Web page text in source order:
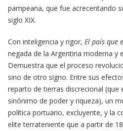
pampeana, que fue acrecentando
siglo XIX.
Con inteligencia y rigor, El país que
negada de la Argentina moderna y
Demuestra que el proceso
sino de otro signo. Entre sus
reparto de tierras discrecional (que
sinónimo de poder y riqueza), un
política portuario, excluyente, y la
elite terrateniente que a partir de